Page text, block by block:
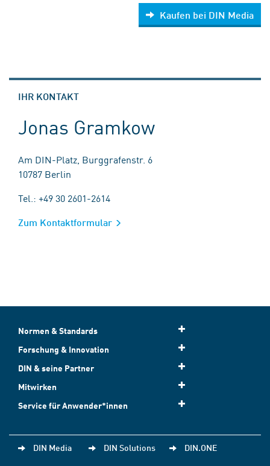
Kaufen bei DIN Media
IHR KONTAKT
Jonas Gramkow
Am DIN-Platz, Burggrafenstr. 6
10787 Berlin
Tel.: +49 30 2601-2614
Zum Kontaktformular
Normen & Standards
Forschung & Innovation
DIN & seine Partner
Mitwirken
Service für Anwender*innen
DIN Media DIN Solutions DIN.ONE